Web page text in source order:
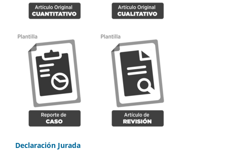
Declaración Jurada